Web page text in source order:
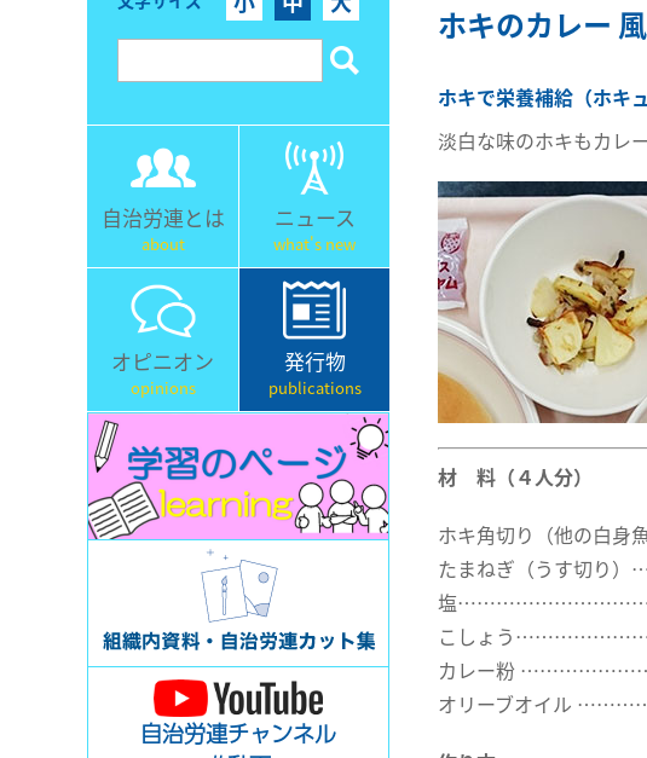
自治労連とは
about
ニュース
what's new
オピニオン
opinions
発行物
publications
自治労連チャンネル
ホキのカレー
ホキで栄養補給（ホキ
淡白な味のホキもカレ
材 料（４人分）
ホキ角切り（他の白
たまねぎ（うす切り
塩
こしょう
カレー粉
オリーブオイル